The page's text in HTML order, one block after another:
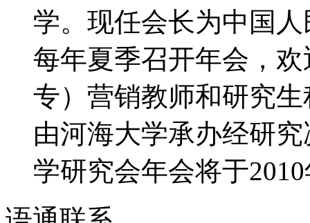
学。现任会长为中国
每年夏季召开年会，
专）营销教师和研究
由河海大学承办经研
学研究会年会将于